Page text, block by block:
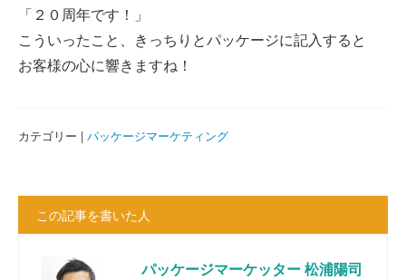
「２０周年です！」
こういったこと、きっちりとパッケージに記入すると
お客様の心に響きますね！
カテゴリー | パッケージマーケティング
この記事を書いた人
パッケージマーケッター 松浦陽司